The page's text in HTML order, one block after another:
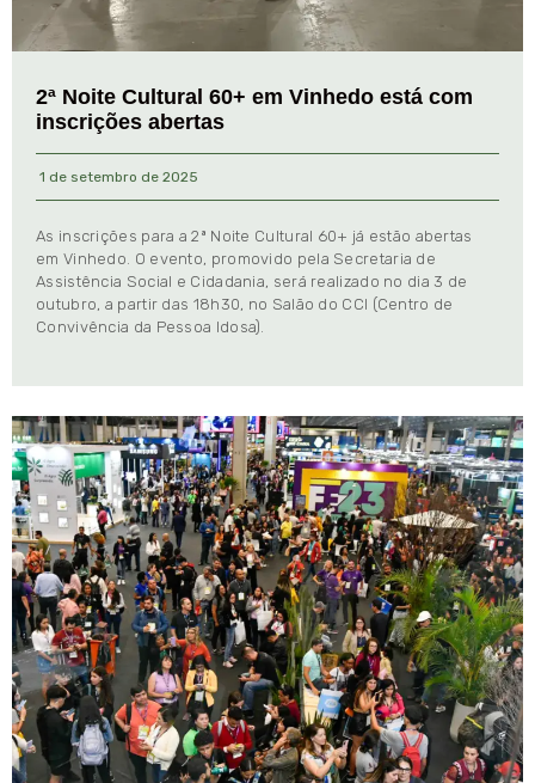
2ª Noite Cultural 60+ em Vinhedo está com
inscrições abertas
1 de setembro de 2025
As inscrições para a 2ª Noite Cultural 60+ já estão abertas
em Vinhedo. O evento, promovido pela Secretaria de
Assistência Social e Cidadania, será realizado no dia 3 de
outubro, a partir das 18h30, no Salão do CCI (Centro de
Convivência da Pessoa Idosa).